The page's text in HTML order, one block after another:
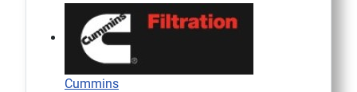
Cummins